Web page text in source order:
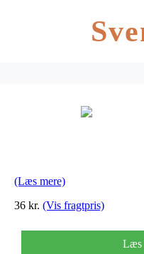
(Læs mere)
36 kr. (Vis fragtpris)
Læs